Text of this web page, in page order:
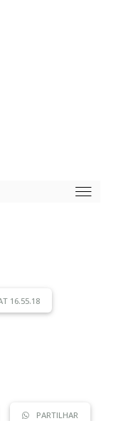
16.55.18
PARTILHAR